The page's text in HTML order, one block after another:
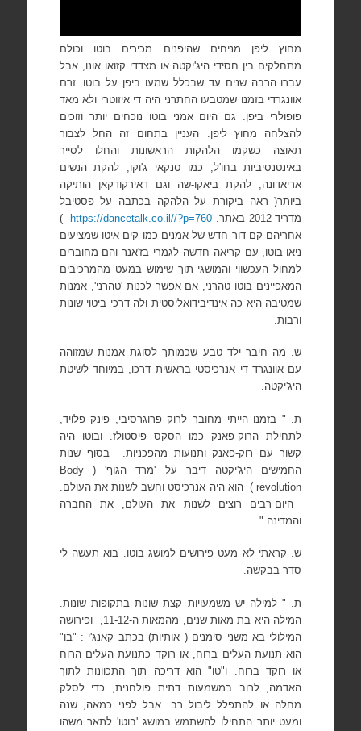
מחוץ ליפן מניחים שהיפנים מכירים בוטו וכולם
מתחלקים בין חסידי היג'יקטה או מצדדי קזואו אונו, אבל
עברו הרבה שנים עד שבכלל שמעו ביפן על בוטו. זרם
אוונגרדי בזמנו שמטבעו החתרני היה די איזוטרי ולא מאד
פופולרי ביפן. גם היום אמני בוטו נוכחים יותר וזוכים
להצלחה מחוץ ליפן. העניין בתחום זה החל לצבור
תאוצה כשקמו הלהקות הראשונות והחלו לסייר
באינטנסיביות בחו'ל, כמו סנקאי ג'וקו, להקת הנשים
אריאדונה, להקת ביאקו-שה וגם דאירקודקאן הותיקה
ביותר( ראה ביקורת על הלהקה בכתבה על פסטיבל
מדריד 2012 באתר.
https://dancetalk.co.il//?p=760
)
אחריהם קם דור חדש של אמנים כמו קים איטו שמציעים
ניאו-בוטו, עם קריאה חדשה לגמרי בז'אנר והם מחוברים
למחול העכשווי והמושגי תוך שימוש במעט מהמרכיבים
המאפיינים בוטו טהרני, אם אפשר לכנות 'טהרני', אמנות
שמטיבה היא כה אינדיבידואליסטית ולה דרכי ביטוי שונות
ורבות.
ש. מה חיבר ילד טבע שכמותך לסוגת אמנות שמזוהה
עם אוונגרד די אנרכיסטי בראשית דרכו, במיוחד לשיטת
היג'יקטה.
ת. " בזמנו הייתי מחובר לרוק פרוגרסיבי, פינק פלויד,
לתחילת הרוק-פאנק כמו הסקס פיסטולז. ובוטו היה
קשור עם רוק-פאנק ותנועות מהפכניות.
בסוף שנות
החמישים היג'יקטה דיבר על 'מרד הגוף' (Body
revolution
) הוא היה אנרכיסט וחשב לשנות את העולם.
היום רבים רוצים לשנות את העולם, את החברה
והמדינה."
ש. קראתי לא מעט פירושים למושג בוטו. בוא תעשה לי
סדר בבקשה.
ת. " למילה יש משמעויות קצת שונות בתקופות שונות.
המילה היא בת מאות שנים, מהמאות ה-11-12,
ופירושה
המילולי בא משני סימנים ( אותיות) בכתב קאנג'י : "בו"
הוא תנועת העלים ברוח, או רוקד כתנועת העלים הרוח
או רוקד ברוח. ו"טו" הוא דריכה תוך התכוונות לתוך
האדמה, לרוב במשמעות דתית פולחנית, כדי לסלק
מחלה או להתפלל ליבול רב. אבל לפני כמאה, שנה
ומעט יותר התחילו להשתמש במושג 'בוטו' לתאר משהו